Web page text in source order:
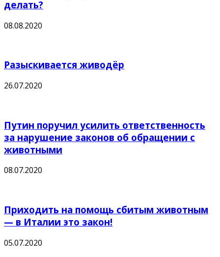
делать?
08.08.2020
Разыскивается живодёр
26.07.2020
Путин поручил усилить ответственность
за нарушение законов об обращении с
животными
08.07.2020
Приходить на помощь сбитым животным
— в Италии это закон!
05.07.2020